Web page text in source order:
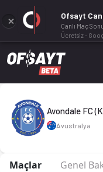
Avondale FC (K) 26-27
Avondale FC
Avustralya
Maçlar Genel
Ofsayt
Canlı Maç
Ücretsiz -